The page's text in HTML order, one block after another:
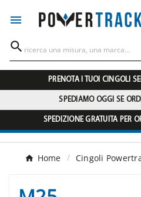


PRENOTA I TUOI CINGOLI
SPEDIAMO OGGI SE
SPEDIZIONE GRATUITA PER
Home Cingoli